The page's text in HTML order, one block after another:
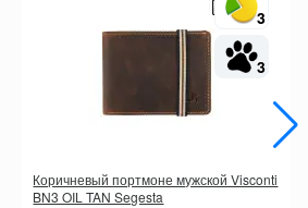
3
3
Коричневый портмоне мужской Visconti
BN3 OIL TAN Segesta